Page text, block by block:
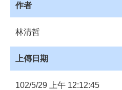
專
區
館
員
作者
林清哲
上傳日期
102/5/29 上午 12:12:45